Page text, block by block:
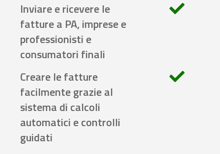
Inviare e ricevere le
fatture a PA, imprese e
professionisti e
consumatori finali
Creare le fatture
facilmente grazie al
sistema di calcoli
automatici e controlli
guidati